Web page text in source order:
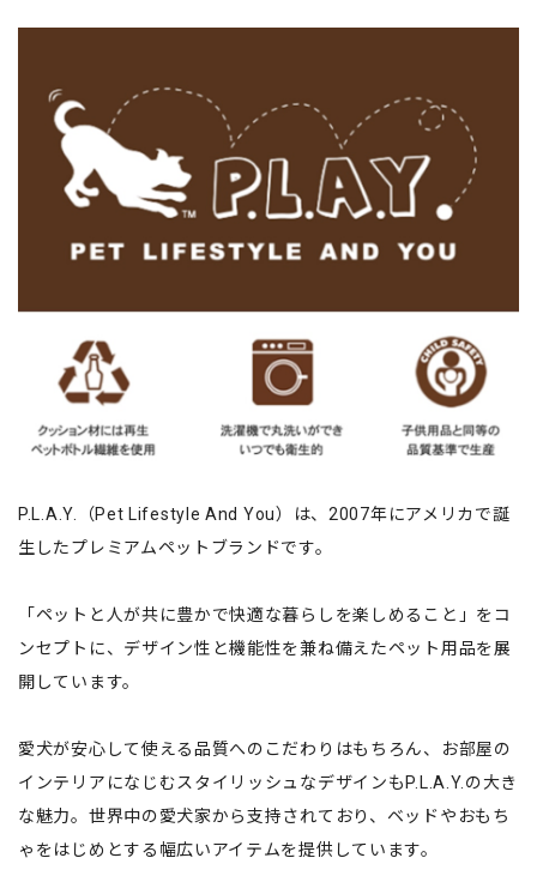
P.L.A.Y.（Pet Lifestyle And You）は、2007年にアメリカで誕
生したプレミアムペットブランドです。
「ペットと人が共に豊かで快適な暮らしを楽しめること」をコ
ンセプトに、デザイン性と機能性を兼ね備えたペット用品を展
開しています。
愛犬が安心して使える品質へのこだわりはもちろん、お部屋の
インテリアになじむスタイリッシュなデザインもP.L.A.Y.の大き
な魅力。世界中の愛犬家から支持されており、ベッドやおもち
ゃをはじめとする幅広いアイテムを提供しています。